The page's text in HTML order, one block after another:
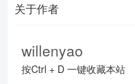
关于作者
willenyao
按Ctrl + D 一键收藏本站